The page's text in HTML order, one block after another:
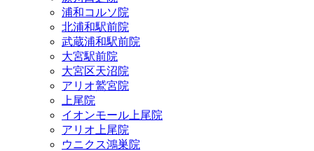
浦和コルソ院
北浦和駅前院
武蔵浦和駅前院
大宮駅前院
大宮区天沼院
アリオ鷲宮院
上尾院
イオンモール上尾院
アリオ上尾院
ウニクス鴻巣院